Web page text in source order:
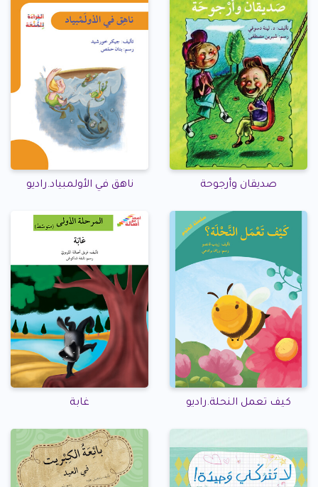
صديقان وأرجوحة ناهق في الأولمبياد.راديو
كيف تعمل النحلة.راديو غابة